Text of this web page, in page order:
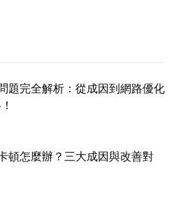
題完全解析：從成因到網路優化
頓怎麼辦？三大成因與改善對